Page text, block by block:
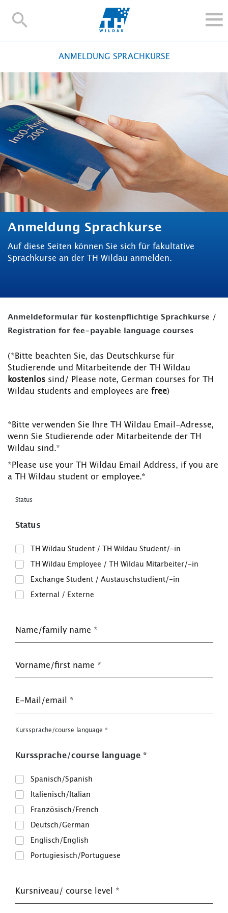
TH-
FORSCHUNG UND TRANSFER
ALUMNI
HOCHSCHULE
INTERNATIONAL
Blogs Kontakt und Anfahrt Webmail Moodle
TH Online-Portal Personensuche
ANMELDUNG SPRACHKURSE
Anmeldung Sprachkurse
Auf diese Seiten können Sie sich für fakultative
Sprachkurse an der TH Wildau anmelden.
Anmeldeformular für kostenpflichtige Sprachkurse /
Registration for fee-payable language courses
(*Bitte beachten Sie, das Deutschkurse für
Studierende und Mitarbeitende der TH Wildau
kostenlos sind/ Please note, German courses for TH
Wildau students and employees are free)
*Bitte verwenden Sie Ihre TH Wildau Email-Adresse,
wenn Sie Studierende oder Mitarbeitende der TH
Wildau sind.*
*Please use your TH Wildau Email Address, if you are
a TH Wildau student or employee.*
Status
Status
TH Wildau Student / TH Wildau Student/-in
TH Wildau Employee / TH Wildau Mitarbeiter/-in
Exchange Student / Austauschstudient/-in
External / Externe
Name/family name *
Vorname/first name *
E-Mail/email *
Kurssprache/course language *
Kurssprache/course language *
Spanisch/Spanish
Italienisch/Italian
Französisch/French
Deutsch/German
Englisch/English
Portugiesisch/Portuguese
Kursniveau/ course level *